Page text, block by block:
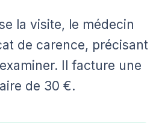
la visite, le médecin
de carence, précisant
Il facture une
de 30 €.